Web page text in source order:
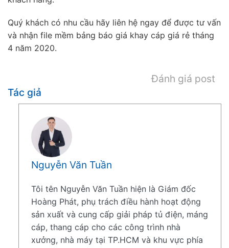
Quý khách có nhu cầu hãy liên hệ ngay để được tư vấn
và nhận file mềm bảng báo giá khay cáp giá rẻ tháng
4 năm 2020.
Đánh giá post
Tác giả
Nguyễn Văn Tuần
Tôi tên Nguyễn Văn Tuần hiện là Giám đốc
Hoàng Phát, phụ trách điều hành hoạt động
sản xuất và cung cấp giải pháp tủ điện, máng
cáp, thang cáp cho các công trình nhà
xưởng, nhà máy tại TP.HCM và khu vực phía